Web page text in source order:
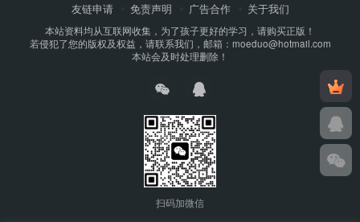
友链申请 免责声明 广告合作 关于我们
本站资料均从互联网收集，为了孩子更好的学习，请购买正版！
若侵犯了您的版权及权益，请联系我们，邮箱：moeduo@hotmail.com
本站会及时处理删除！
扫码加微信